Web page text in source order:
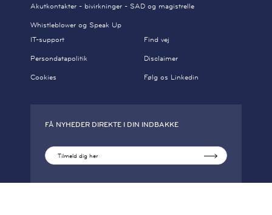
Akutkontakter - bivirkninger - SAD og magistrelle
Whistleblower og Speak Up
IT-support
Persondatapolitik
Cookies
Find vej
Disclaimer
Følg os Linkedin
FÅ NYHEDER DIREKTE I DIN INDBAKKE
Tilmeld dig her